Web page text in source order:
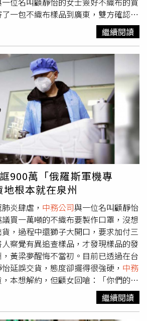
一包不織布樣品到廣東，雙方確認品
大涉及後續加工作業，鄭寶成也請同
工廠，希望可以在最短時間內，確保
一切都完了！」小陳轉述說，其實協
怡的說詞反反覆覆，顧靜怡傳來「自
照片」，但中務公司
卻發現那些照片
載的，當時鄭寶成其實覺得相當不合
顧靜怡卻堅稱文件出了小差錯，不會影
的說詞反覆，還被發現所謂的「在口罩
實是從百度圖庫下載下來的。（圖／
款匯出之後，原本說好的一個禮拜到
拜，還是沒看到貨。」小陳說，口罩工
坐立難安，不僅預付的訂金八十二萬
已經跟其他口罩工廠簽約，如果不織布
得付違約金。本刊致電給顧靜怡，顧
有什麼事？」本刊說明來意並詢問回
應：「沒有！沒有這種事！」隨即將
釋。
繼續閱讀
900萬「俄羅斯軍機專
根本就在泉州
炎肆虐， 中務公司與一位名叫顧靜怡
買一萬噸的不織布要製作口罩，沒想
，過程中還獅子大開口，要求加付三
察覺有異追查樣品，才發現樣品的發
黃梁夢醒悔不當初。目前已透過在台
延誤交貨，態度卻擺得很強硬， 中務
本想解約，但顧女回嗆：「你們的解
都不接受不實的指控。」因為時間緊
過氣來，只能再三的催促她盡快處
罩廠協議的時間。「頭都剃了，怎麼
繼續閱讀